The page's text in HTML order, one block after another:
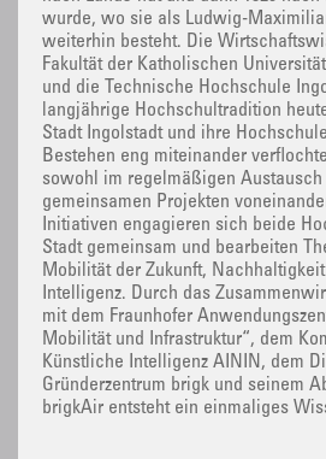
wurde, wo sie als Ludwig-
weiterhin besteht. Die
Fakultät der Katholischen
und die Technische Hochschule
langjährige Hochschultradition
Stadt Ingolstadt und ihre
Bestehen eng miteinander
sowohl im regelmäßigen
gemeinsamen Projekten
Initiativen engagieren sich beide
Stadt gemeinsam und bearbeiten
Mobilität der Zukunft,
Intelligenz. Durch das
mit dem Fraunhofer
Mobilität und Infrastruktur“, dem
Künstliche Intelligenz AININ, dem
Gründerzentrum brigk und seinem
brigkAir entsteht ein einmaliges